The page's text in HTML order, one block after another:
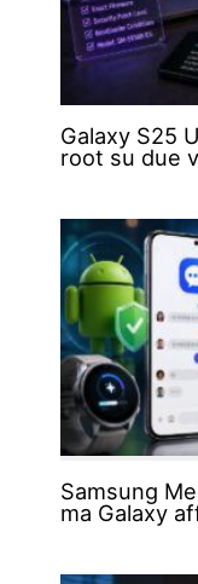
Galaxy S25
root su due
Samsung
ma Galaxy